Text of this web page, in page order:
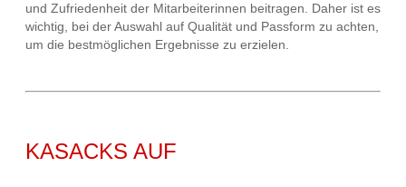
und Zufriedenheit der Mitarbeiterinnen beitragen. Daher ist es
wichtig, bei der Auswahl auf Qualität und Passform zu achten,
um die bestmöglichen Ergebnisse zu erzielen.
KASACKS AUF